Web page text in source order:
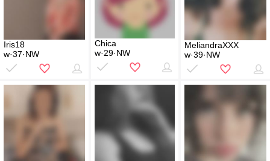
Iris18
w·37·NW
Chica
w·29·NW
MeliandraXXX
w·39·NW